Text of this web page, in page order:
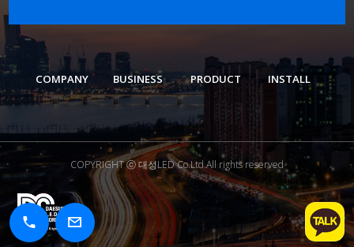
COMPANY BUSINESS PRODUCT INSTALL
COPYRIGHT ⓒ 대성LED Co.Ltd.All rights reserved